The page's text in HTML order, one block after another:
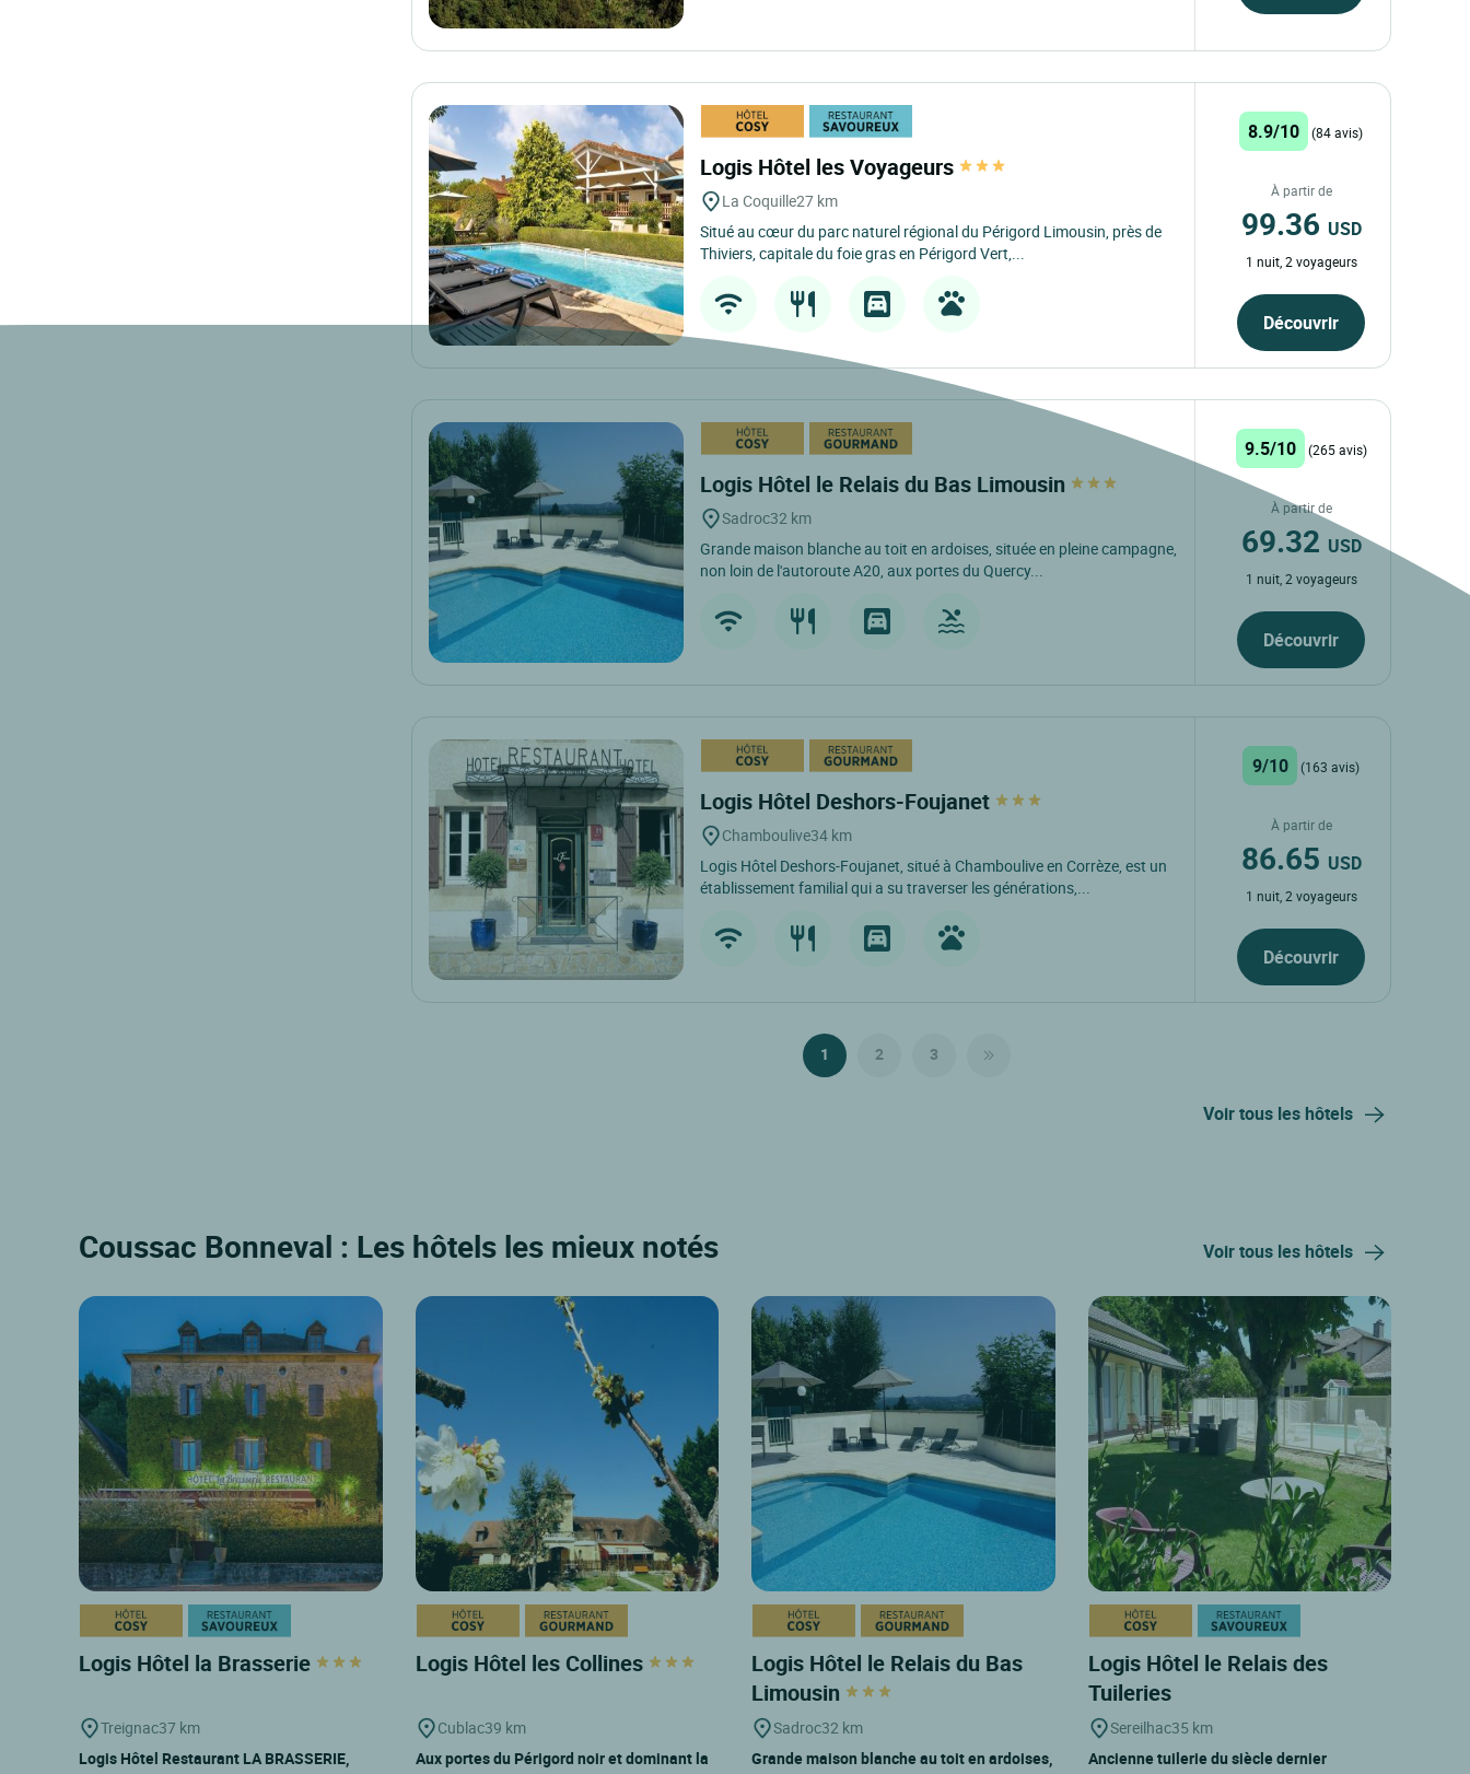
Logis Hôtel les Voyageurs
La Coquille27 km
Situé au cœur du parc naturel régional du Périgord Limousin, près de
Thiviers, capitale du foie gras en Périgord Vert,...
8.9/10 (84 avis)
À partir de
99.36 USD
1 nuit, 2 voyageurs
Découvrir
Logis Hôtel le Relais du Bas Limousin
Sadroc32 km
Grande maison blanche au toit en ardoises, située en pleine campagne,
non loin de l'autoroute A20, aux portes du Quercy...
9.5/10 (265 avis)
À partir de
69.32 USD
1 nuit, 2 voyageurs
Découvrir
Logis Hôtel Deshors-Foujanet
Chamboulive34 km
Logis Hôtel Deshors-Foujanet, situé à Chamboulive en Corrèze, est un
établissement familial qui a su traverser les générations,...
9/10 (163 avis)
À partir de
86.65 USD
1 nuit, 2 voyageurs
Découvrir
1 2 3
Voir tous les hôtels
Coussac Bonneval : Les hôtels les mieux notés Voir tous les hôtels
Logis Hôtel la Brasserie
Treignac37 km
Logis Hôtel Restaurant LA BRASSERIE,
Logis Hôtel les Collines
Cublac39 km
Aux portes du Périgord noir et dominant la
Logis Hôtel le Relais du Bas
Limousin
Sadroc32 km
Grande maison blanche au toit en ardoises,
Logis Hôtel le Relais des
Tuileries
Sereilhac35 km
Ancienne tuilerie du siècle dernier